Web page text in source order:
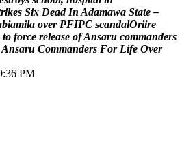
rikes Six Dead In Adamawa State –
biamila over PFIPC scandalOriire
to force release ofAnsaru commanders
Ansaru Commanders For Life Over
PM